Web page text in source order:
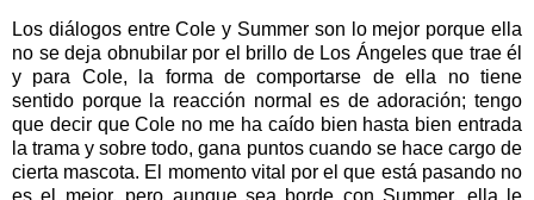
Los diálogos entre Cole y Summer son lo mejor porque ella
no se deja obnubilar por el brillo de Los Ángeles que trae él
y para Cole, la forma de comportarse de ella no tiene
sentido porque la reacción normal es de adoración; tengo
que decir que Cole no me ha caído bien hasta bien entrada
la trama y sobre todo, gana puntos cuando se hace cargo de
cierta mascota. El momento vital por el que está pasando no